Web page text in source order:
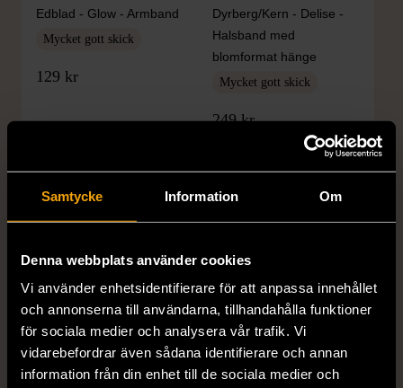
Samtycke Information Om
Denna webbplats använder cookies
Vi använder enhetsidentifierare för att anpassa innehållet
och annonserna till användarna, tillhandahålla funktioner
för sociala medier och analysera vår trafik. Vi
vidarebefordrar även sådana identifierare och annan
information från din enhet till de sociala medier och
Edblad - Glow - Armband
Mycket gott skick
129 kr
Dyrberg/Kern - Delise -
Halsband med
blomformat hänge
Mycket gott skick
249 kr
1/5
SNÖ OF SWEDEN
SNÖ of Sweden -
1/5
RODEBJER
Rodebjer - Mönstrad topp